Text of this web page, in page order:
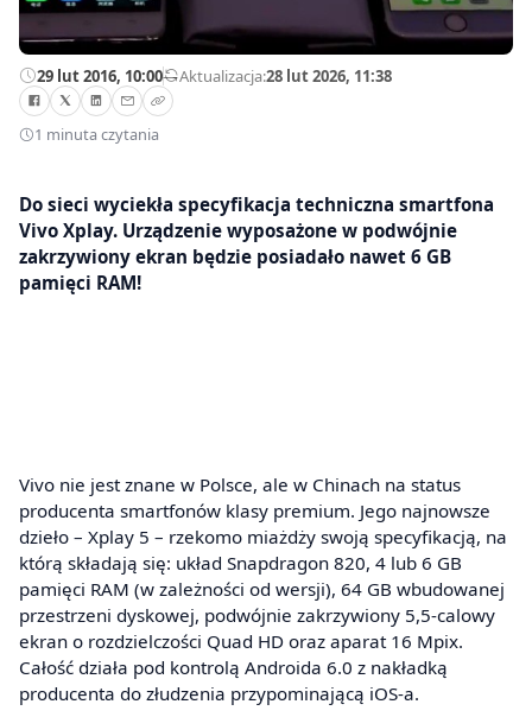
29 lut 2016, 10:00—Aktualizacja:28 lut 2026, 11:38
1 minuta czytania
Do sieci wyciekła specyfikacja techniczna smartfona
Vivo Xplay. Urządzenie wyposażone w podwójnie
zakrzywiony ekran będzie posiadało nawet 6 GB
pamięci RAM!
Vivo nie jest znane w Polsce, ale w Chinach na status
producenta smartfonów klasy premium. Jego najnowsze
dzieło – Xplay 5 – rzekomo miażdży swoją specyfikacją, na
którą składają się: układ Snapdragon 820, 4 lub 6 GB
pamięci RAM (w zależności od wersji), 64 GB wbudowanej
przestrzeni dyskowej, podwójnie zakrzywiony 5,5-calowy
ekran o rozdzielczości Quad HD oraz aparat 16 Mpix.
Całość działa pod kontrolą Androida 6.0 z nakładką
producenta do złudzenia przypominającą iOS-a.